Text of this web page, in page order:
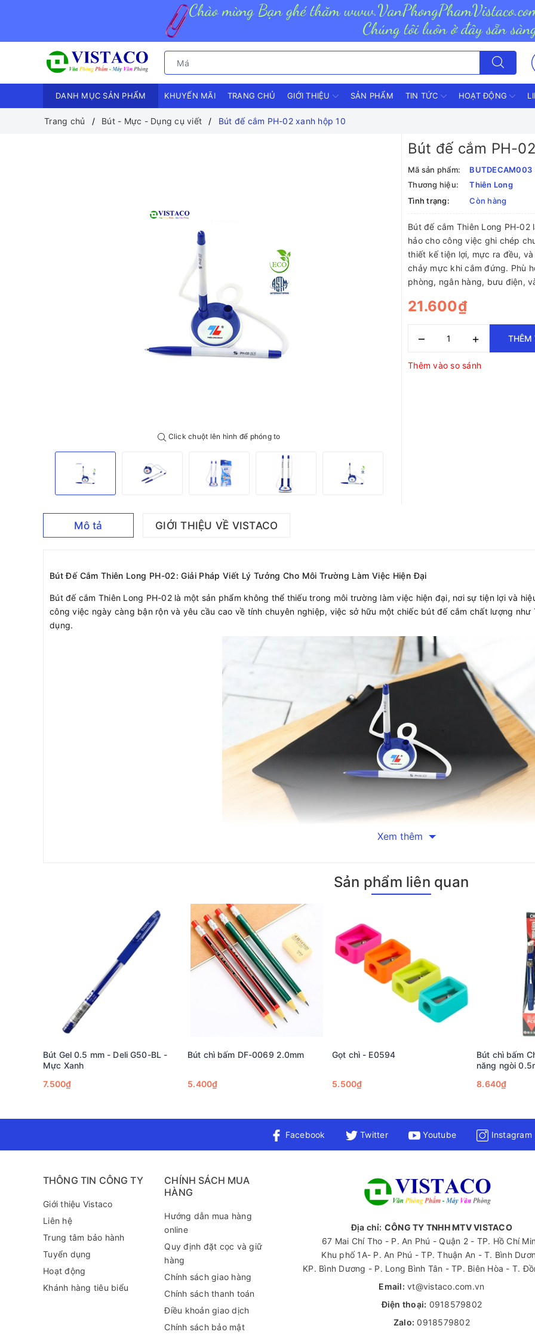
DANH MỤC SẢN PHẨM KHUYẾN MÃI TRANG CHỦ GIỚI THIỆU SẢN PHẨM TIN TỨC HOẠT ĐỘNG
Trang chủ Bút - Mực - Dụng cụ viết Bút đế cắm PH-02 xanh hộp 10
Click chuột lên hình để phóng to
Bút đế cắm PH-
Mã sản phẩm:
BUTDECAM003
Thương hiệu:
Thiên Long
Tình trạng:
Còn hàng
Bút đế cắm Thiên Long PH-02
hảo cho công việc ghi chép
thiết kế tiện lợi, mực ra đều,
chảy mực khi cắm đứng. Phù
phòng, ngân hàng, bưu điện,
21.600₫
– + THÊM
Thêm vào so sánh
Mô tả GIỚI THIỆU VỀ VISTACO
Bút Đế Cắm Thiên Long PH-02: Giải Pháp Viết Lý Tưởng Cho Môi Trường Làm Việc Hiện Đại
Bút đế cắm Thiên Long PH-02 là một sản phẩm không thể thiếu trong môi trường làm việc hiện đại, nơi sự tiện lợi và
công việc ngày càng bận rộn và yêu cầu cao về tính chuyên nghiệp, việc sở hữu một chiếc bút đế cắm chất lượng như
dụng.
Sản phẩm Bút đế cắm Thiên Long PH-02 không chỉ đơn thuần là một công cụ viết mà còn là giải pháp thông minh
Một trong những điểm nổi bật của Bút đế cắm Thiên Long PH-02 chính là chất lượng mực. Mực của sản phẩm được
sắc nét và rõ ràng. Đầu bi 0.7mm dạng cone giúp người dùng viết mượt mà trên nhiều loại giấy khác nhau, từ giấy
này không chỉ nâng cao trải nghiệm viết mà còn đảm bảo mọi tài liệu được hoàn thành với chất lượng tốt nhất.
Một tính năng đáng chú ý khác của Bút đế cắm Thiên Long PH-02 là khả năng không chảy mực khi cắm đứng. Đây
bút trong thời gian dài mà không lo mực bị chảy ra ngoài. Tính năng này giúp bảo vệ môi trường làm việc sạch sẽ và
Khi sử dụng Bút đế cắm Thiên Long PH-02, người dùng sẽ nhận thấy nhiều lợi ích thiết thực. Sản phẩm rất thích hợp
dụng trong các văn phòng hiện đại nhờ vào độ bóng và độ dày vừa phải. Hơn nữa, bút đế cắm cũng là lựa chọn lý
hội nghị hay sự kiện lớn. Việc in logo công ty lên đế bút không chỉ tạo dấu ấn thương hiệu mạnh mẽ mà còn mang lại
Để bảo quản và sử dụng Bút đế cắm Thiên Long PH-02 một cách hiệu quả nhất, người dùng cần lưu ý tránh va chạm
vị trí đặt bút cũng rất quan trọng; nên đặt ở những nơi dễ tiếp cận để tối ưu hóa khả năng quảng bá thương hiệu cũng
chép nhanh chóng.
Tóm lại, Bút đế cắm Thiên Long PH-02 không chỉ đáp ứng nhu cầu viết lách hàng ngày mà còn mang lại nhiều giá trị
bá thương hiệu độc đáo và tiện lợi. Chúng tôi khuyến khích bạn trải nghiệm sản phẩm này để cảm nhận sự khác biệt
PH-02 bên cạnh, chắc chắn rằng mọi ghi chép sẽ trở nên dễ dàng hơn bao giờ hết!
Để biết thêm thông tin về sản phẩm này cũng như tìm hiểu thêm về các loại văn phòng phẩm khác, hãy liên hệ ngay
289 (zalo) để được tư vấn chi tiết hơn!
Xem thêm
Sản phẩm liên quan
Bút Gel 0.5 mm - Deli G50-BL -
Mực Xanh
7.500₫
Bút chì bấm DF-0069 2.0mm
5.400₫
Gọt chì - E0594
5.500₫
Bút chì bấm
năng ngòi
8.640₫
Facebook Twitter Youtube Instagram
THÔNG TIN CÔNG TY
Giới thiệu Vistaco
Liên hệ
Trung tâm bảo hành
Tuyển dụng
Hoạt động
Khánh hàng tiêu biểu
CHÍNH SÁCH MUA
HÀNG
Hướng dẫn mua hàng
online
Quy định đặt cọc và giữ
hàng
Chính sách giao hàng
Chính sách thanh toán
Điều khoản giao dịch
Chính sách bảo mật
Địa chỉ: CÔNG TY TNHH MTV VISTACO
67 Mai Chí Tho - P. An Phú - Quận 2 - TP. Hồ Chí
Khu phố 1A- P. An Phú - TP. Thuận An - T. Bình
KP. Bình Dương - P. Long Bình Tân - TP. Biên Hòa - T.
Email: vt@vistaco.com.vn
Điện thoại: 0918579802
Zalo: 0918579802